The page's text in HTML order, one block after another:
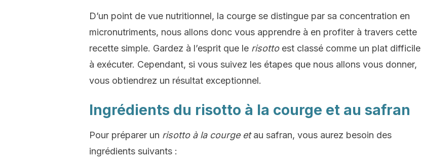
D’un point de vue nutritionnel, la courge se distingue par sa concentration en
micronutriments, nous allons donc vous apprendre à en profiter à travers cette
recette simple. Gardez à l’esprit que le risottoest classé comme un plat difficile
à exécuter. Cependant, si vous suivez les étapes que nous allons vous donner,
vous obtiendrez un résultat exceptionnel.
Ingrédients du risotto à la courge et au safran
Pour préparer un risotto à la courge etau safran, vous aurez besoin des
ingrédients suivants :